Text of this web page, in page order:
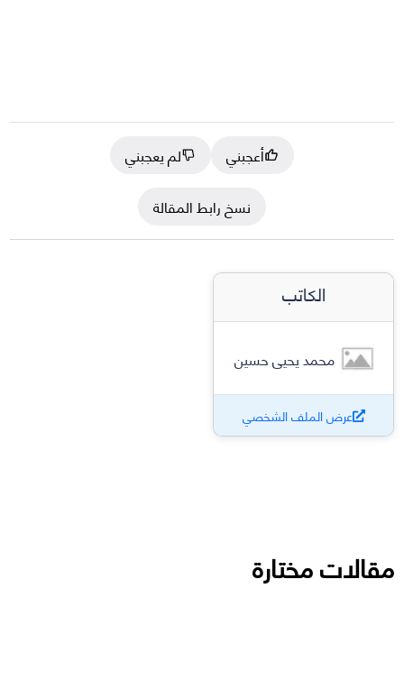
أعجبني
لم يعجبني
نسخ رابط المقالة
الكاتب
محمد يحيى حسين
عرض الملف الشخصي
مقالات مختارة